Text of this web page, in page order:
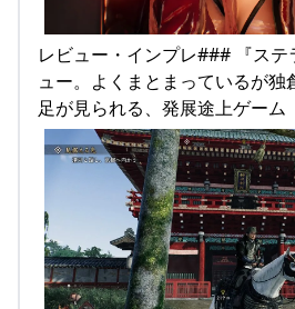
レビュー・インプレ### 『ス
ュー。よくまとまっているが独
足が見られる、発展途上ゲーム